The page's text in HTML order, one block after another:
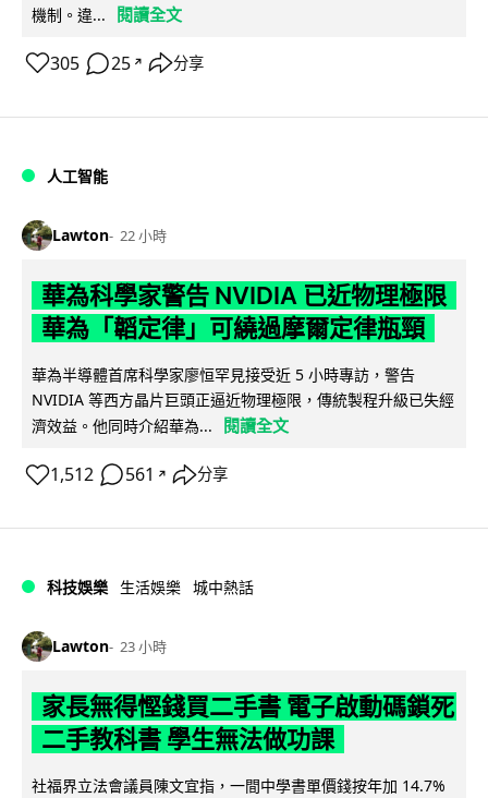
機制。違...
閱讀全文
305 25 ↗ 分享
人工智能
Lawton 22 小時
華為科學家警告 NVIDIA 已近物理極限
華為「韜定律」可繞過摩爾定律瓶頸
華為半導體首席科學家廖恒罕見接受近 5 小時專訪，警告
NVIDIA 等西方晶片巨頭正逼近物理極限，傳統製程升級已失經
濟效益。他同時介紹華為...
閱讀全文
1,512 561 ↗ 分享
科技娛樂 生活娛樂 城中熱話
Lawton 23 小時
家長無得慳錢買二手書 電子啟動碼鎖死
二手教科書 學生無法做功課
社福界立法會議員陳文宜指，一間中學書單價錢按年加 14.7%